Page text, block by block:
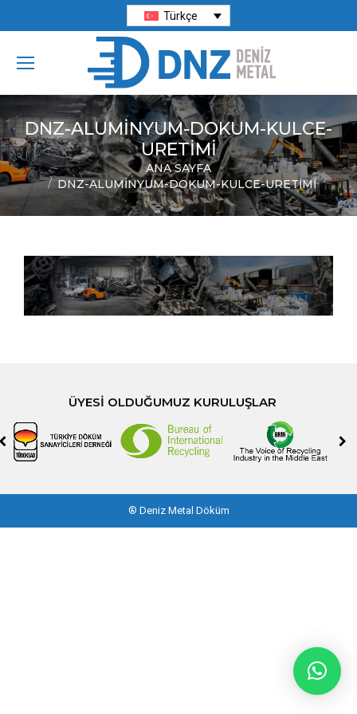
Türkçe
DNZ-ALUMINYUM-DOKUM-KULCE-
URETIMI
You are here:
ANA SAYFA
DNZ-ALUMINYUM-DOKUM-KULCE-URETIMI
ÜYESI OLDUĞUMUZ KURULUŞLAR
® Deniz Metal Döküm